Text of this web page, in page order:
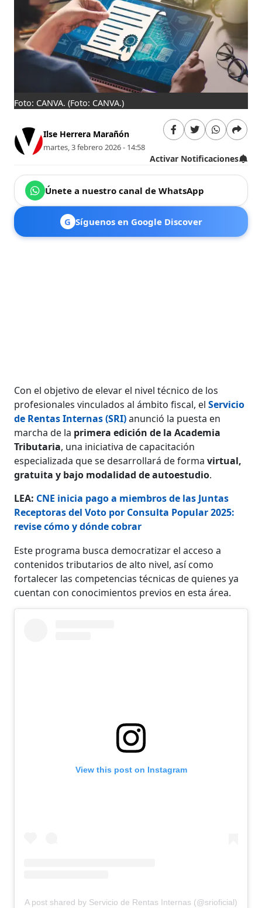
Foto: CANVA. (Foto: CANVA.)
Ilse Herrera Marañón
martes, 3 febrero 2026 - 14:58
Activar Notificaciones
Únete a nuestro canal de WhatsApp
G Síguenos en Google Discover
Con el objetivo de elevar el nivel técnico de los
profesionales vinculados al ámbito fiscal, elServicio
de Rentas Internas (SRI)anunció la puesta en
marcha de la primera edición de la Academia
Tributaria, una iniciativa de capacitación
especializada que se desarrollará de formavirtual,
gratuita y bajo modalidad de autoestudio.
LEA: CNE inicia pago a miembros de las Juntas
Receptoras del Voto por Consulta Popular 2025:
revise cómo y dónde cobrar
Este programa busca democratizar el acceso a
contenidos tributarios de alto nivel, así como
fortalecer las competencias técnicas de quienes ya
cuentan con conocimientos previos en esta área.
View this post on Instagram
A post shared by Servicio de Rentas Internas (@srioficial)